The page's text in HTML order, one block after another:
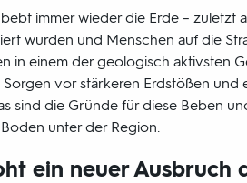
immer wieder die Erde – zuletzt
wurden und Menschen auf die
in einem der geologisch aktivsten
vor stärkeren Erdstößen und
sind die Gründe für diese Beben
unter der Region.
ein neuer Ausbruch